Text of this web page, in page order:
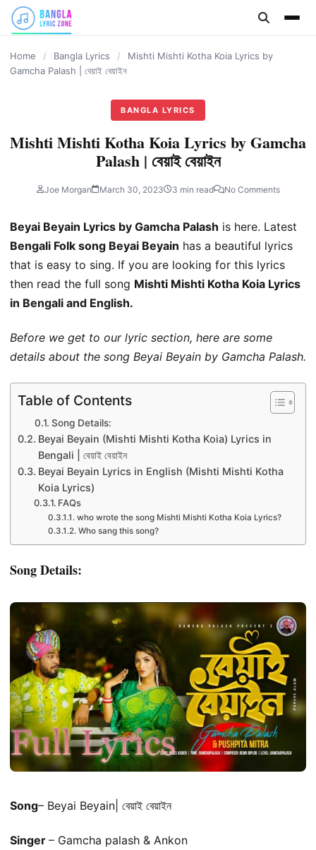
content
Home / Bangla Lyrics /
Mishti Mishti Kotha Koia Lyrics by
Gamcha Palash | বেয়াই বেয়াইন
BANGLA LYRICS
Mishti Mishti Kotha Koia Lyrics by Gamcha
Palash | বেয়াই বেয়াইন
Joe Morgan March 30, 2023 3 min read No Comments
Beyai Beyain Lyrics by Gamcha Palash is here. Latest
Bengali Folk song Beyai Beyain has a beautiful lyrics
that is easy to sing. If you are looking for this lyrics
then read the full song Mishti Mishti Kotha Koia Lyrics
in Bengali and English.
Before we get to our lyric section, here are some
details about the song Beyai Beyain by Gamcha Palash.
Table of Contents
Song Details:
Beyai Beyain (Mishti Mishti Kotha Koia) Lyrics in
Bengali | বেয়াই বেয়াইন
Beyai Beyain Lyrics in English (Mishti Mishti Kotha
Koia Lyrics)
FAQs
who wrote the song Mishti Mishti Kotha Koia Lyrics?
Who sang this song?
Song Details:
Song– Beyai Beyain| বেয়াই বেয়াইন
Singer – Gamcha palash & Ankon